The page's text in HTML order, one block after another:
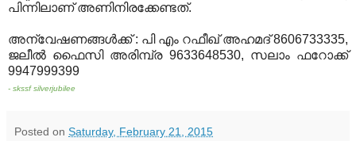
പിന്നിലാണ് അണിനിരക്കേണ്ടത്.
അന്വേഷണങ്ങള്‍ക്ക് : പി എം റഫീഖ് അഹമദ് 8606733335,
ജലീല്‍ ഫൈസി അരിമ്പ്ര 9633648530, സലാം ഫറോക്ക്
9947999399
- skssf silverjubilee
Posted on Saturday, February 21, 2015